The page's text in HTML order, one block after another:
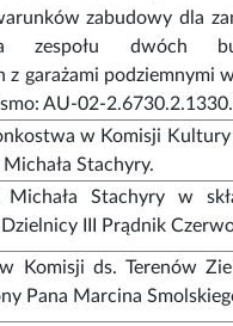
zabudowy dla
zespołu dwóch
z garażami podziemnymi
AU-02-
w Komisji
Stachyry.
Michała Stachyry w
III Prądnik
Komisji ds. Terenów
Pana Marcina